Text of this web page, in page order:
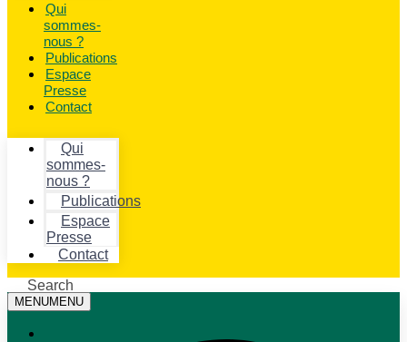
Qui
sommes-
nous ?
Publications
Espace
Presse
Contact
Qui
sommes-
nous ?
Publications
Espace
Presse
Contact
Search
MENUMENU